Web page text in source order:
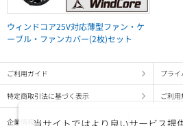
ウィンドコア25V対応薄型ファン・ケ
ーブル・ファンカバー(2枚)セット
ご利用ガイド プラ
特定商取引法に基づく表示 ご利用
企業情報 当サイトではより良いサービス提